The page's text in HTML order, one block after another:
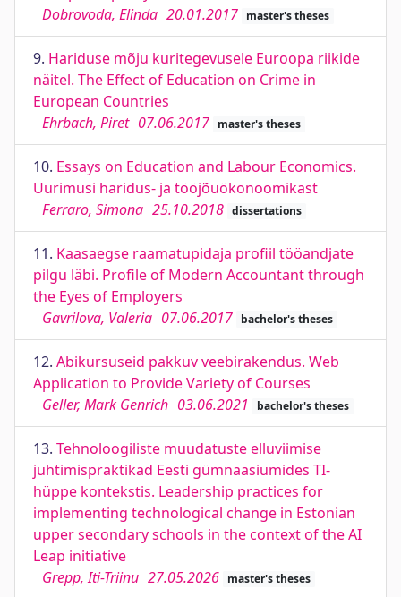
Dobrovoda, Elinda 20.01.2017 master's theses
9. Hariduse mõju kuritegevusele Euroopa riikide
näitel. The Effect of Education on Crime in
European Countries
Ehrbach, Piret 07.06.2017 master's theses
10. Essays on Education and Labour Economics.
Uurimusi haridus- ja tööjõuökonoomikast
Ferraro, Simona 25.10.2018 dissertations
11. Kaasaegse raamatupidaja profiil tööandjate
pilgu läbi. Profile of Modern Accountant through
the Eyes of Employers
Gavrilova, Valeria 07.06.2017 bachelor's theses
12. Abikursuseid pakkuv veebirakendus. Web
Application to Provide Variety of Courses
Geller, Mark Genrich 03.06.2021 bachelor's theses
13. Tehnoloogiliste muudatuste elluviimise
juhtimispraktikad Eesti gümnaasiumides TI-
hüppe kontekstis. Leadership practices for
implementing technological change in Estonian
upper secondary schools in the context of the AI
Leap initiative
Grepp, Iti-Triinu 27.05.2026 master's theses